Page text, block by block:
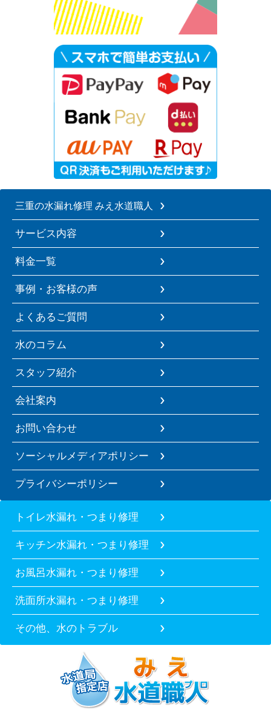
三重の水漏れ修理 みえ水道職人
サービス内容
料金一覧
事例・お客様の声
よくあるご質問
水のコラム
スタッフ紹介
会社案内
お問い合わせ
ソーシャルメディアポリシー
プライバシーポリシー
トイレ水漏れ・つまり修理
キッチン水漏れ・つまり修理
お風呂水漏れ・つまり修理
洗面所水漏れ・つまり修理
その他、水のトラブル